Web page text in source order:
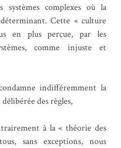
complexes où la
Cette « culture
en plus perçue, par les
comme injuste et
indifféremment la
des règles,
à la « théorie des
sans exceptions, nous